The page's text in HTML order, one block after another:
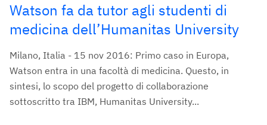
Watson fa da tutor agli studenti di
medicina dell’Humanitas University
Milano, Italia - 15 nov 2016: Primo caso in Europa,
Watson entra in una facoltà di medicina. Questo, in
sintesi, lo scopo del progetto di collaborazione
sottoscritto tra IBM, Humanitas University...